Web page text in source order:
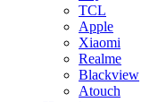
TCL
Apple
Xiaomi
Realme
Blackview
Atouch